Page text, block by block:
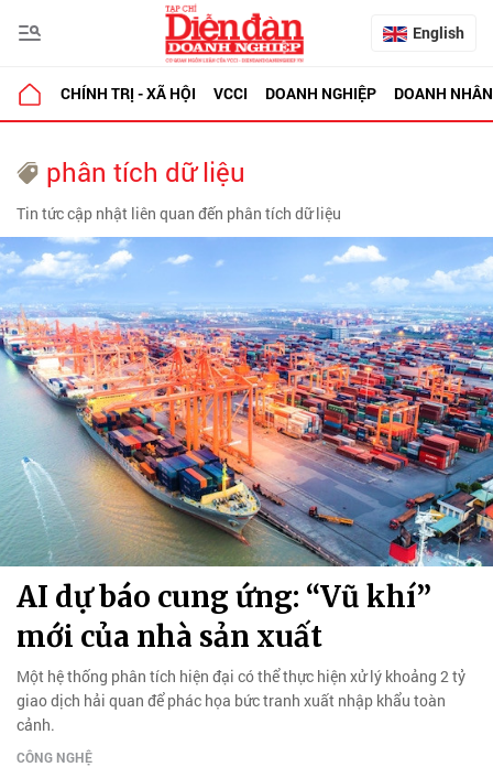
English
CHÍNH TRỊ - XÃ HỘI VCCI DOANH NGHIỆP DOANH NHÂN
phân tích dữ liệu
Tin tức cập nhật liên quan đến phân tích dữ liệu
AI dự báo cung ứng: “Vũ khí”
mới của nhà sản xuất
Một hệ thống phân tích hiện đại có thể thực hiện xử lý khoảng 2 tỷ
giao dịch hải quan để phác họa bức tranh xuất nhập khẩu toàn
cảnh.
CÔNG NGHỆ